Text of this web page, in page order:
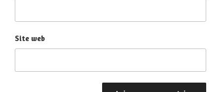
Site web